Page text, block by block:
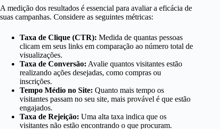
A medição dos resultados é essencial para avaliar a eficácia de
suas campanhas. Considere as seguintes métricas:
Taxa de Clique (CTR): Medida de quantas pessoas
clicam em seus links em comparação ao número total de
visualizações.
Taxa de Conversão: Avalie quantos visitantes estão
realizando ações desejadas, como compras ou
inscrições.
Tempo Médio no Site: Quanto mais tempo os
visitantes passam no seu site, mais provável é que estão
engajados.
Taxa de Rejeição: Uma alta taxa indica que os
visitantes não estão encontrando o que procuram.